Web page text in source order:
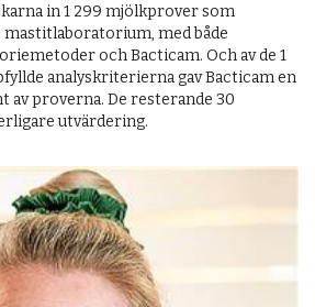
in 1 299 mjölkprover som
mastitlaboratorium, med både
och Bacticam. Och av de 1
analyskriterierna gav Bacticam en
av proverna. De resterande 30
utvärdering.